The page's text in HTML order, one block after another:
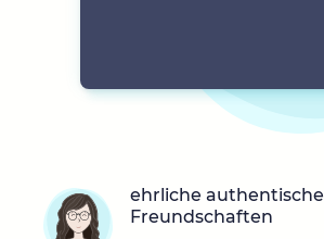
ehrliche authentische
Freundschaften